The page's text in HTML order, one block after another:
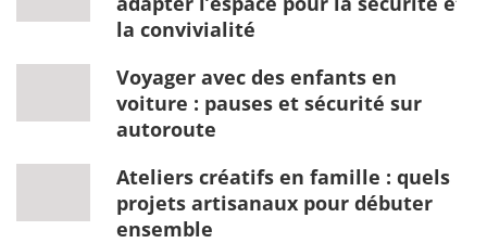
la convivialité
Voyager avec des enfants en
voiture : pauses et sécurité sur
autoroute
Ateliers créatifs en famille : quels
projets artisanaux pour débuter
ensemble